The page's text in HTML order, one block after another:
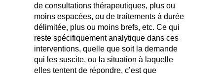
de consultations thérapeutiques, plus ou
moins espacées, ou de traitements à durée
délimitée, plus ou moins brefs, etc. Ce qui
reste spécifiquement analytique dans ces
interventions, quelle que soit la demande
qui les suscite, ou la situation à laquelle
elles tentent de répondre, c’est que